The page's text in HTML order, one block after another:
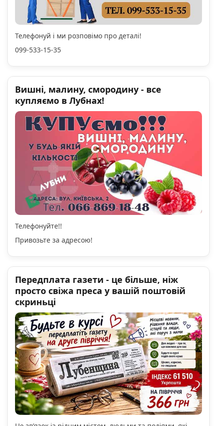
Телефонуй і ми розповімо про деталі!
099-533-15-35
Вишні, малину, смородину - все
купляємо в Лубнах!
Телефонуйте!!
Привозьте за адресою!
Передплата газети - це більше, ніж
просто свіжа преса у вашій поштовій
скриньці